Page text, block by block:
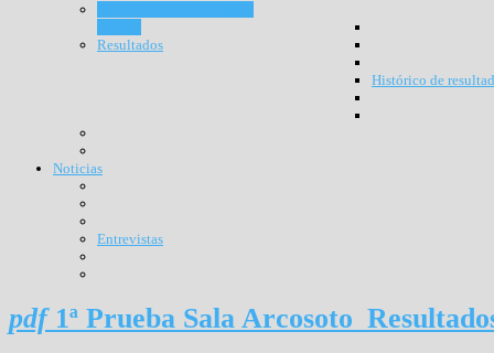
Resultados
Histórico de
Noticias
Entrevistas
pdf 1ª Prueba Sala